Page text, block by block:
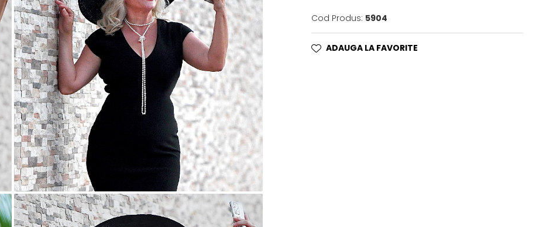
Cod Produs: 5904
ADAUGA LA FAVORITE